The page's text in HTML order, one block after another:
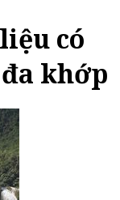
có
khớp